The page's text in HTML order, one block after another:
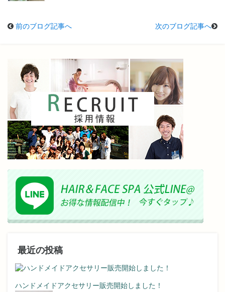
前のブログ記事へ 次のブログ記事へ
最近の投稿
ハンドメイドアクセサリー販売開始しました！